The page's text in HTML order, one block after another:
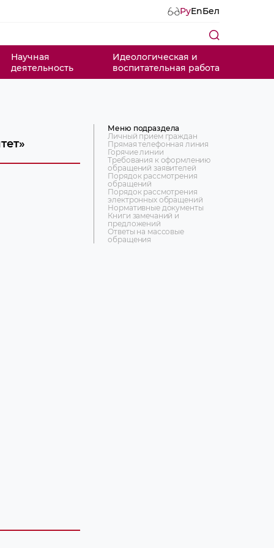
РуEnБел
Научная
деятельность
Идеологическая и
воспитательная работа
Меню подраздела
Личный прием граждан
Прямая телефонная линия
Горячие линии
Требования к оформлению
обращений заявителей
Порядок рассмотрения
обращений
Порядок рассмотрения
электронных обращений
Нормативные документы
Книги замечаний и
предложений
Ответы на массовые
обращения